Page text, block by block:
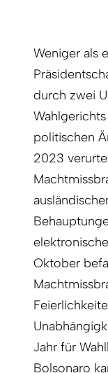
Weniger als
durch zwei
politischen
2023
Oktober
Jahr für
Bolsonaro